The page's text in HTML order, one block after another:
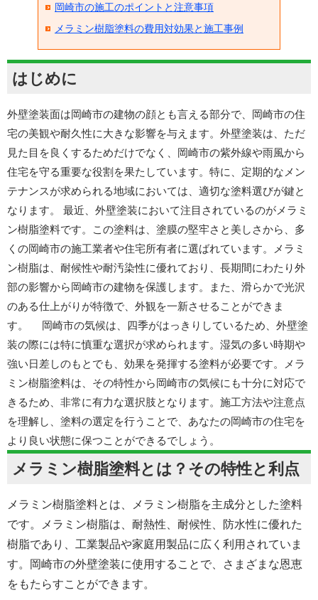
岡崎市の施工のポイントと注意事項
メラミン樹脂塗料の費用対効果と施工事例
はじめに
外壁塗装面は岡崎市の建物の顔とも言える部分で、岡崎市の住
宅の美観や耐久性に大きな影響を与えます。外壁塗装は、ただ
見た目を良くするためだけでなく、岡崎市の紫外線や雨風から
住宅を守る重要な役割を果たしています。特に、定期的なメン
テナンスが求められる地域においては、適切な塗料選びが鍵と
なります。 最近、外壁塗装において注目されているのがメラミ
ン樹脂塗料です。この塗料は、塗膜の堅牢さと美しさから、多
くの岡崎市の施工業者や住宅所有者に選ばれています。メラミ
ン樹脂は、耐候性や耐汚染性に優れており、長期間にわたり外
部の影響から岡崎市の建物を保護します。また、滑らかで光沢
のある仕上がりが特徴で、外観を一新させることができま
す。 岡崎市の気候は、四季がはっきりしているため、外壁塗
装の際には特に慎重な選択が求められます。湿気の多い時期や
強い日差しのもとでも、効果を発揮する塗料が必要です。メラ
ミン樹脂塗料は、その特性から岡崎市の気候にも十分に対応で
きるため、非常に有力な選択肢となります。施工方法や注意点
を理解し、塗料の選定を行うことで、あなたの岡崎市の住宅を
より良い状態に保つことができるでしょう。
メラミン樹脂塗料とは？その特性と利点
メラミン樹脂塗料とは、メラミン樹脂を主成分とした塗料
です。メラミン樹脂は、耐熱性、耐候性、防水性に優れた
樹脂であり、工業製品や家庭用製品に広く利用されていま
す。岡崎市の外壁塗装に使用することで、さまざまな恩恵
をもたらすことができます。